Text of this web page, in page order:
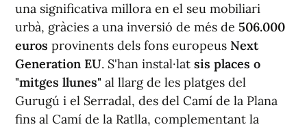
una significativa millora en el seu mobiliari
urbà, gràcies a una inversió de més de 506.000
euros provinents dels fons europeus Next
Generation EU. S'han instal·lat sis places o
"mitges llunes" al llarg de les platges del
Gurugú i el Serradal, des del Camí de la Plana
fins al Camí de la Ratlla, complementant la